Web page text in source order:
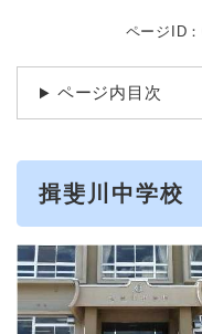
ページID
ページ内目次
揖斐川中学校